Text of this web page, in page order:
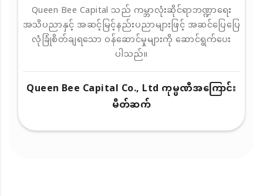
Queen Bee Capital သည် ကမ္ဘာလုံးဆိုင်ရာဘဏ္ဍာရေး
အသိပညာနှင့် အဆင့်မြင့်နည်းပညာများဖြင့် အဆင်ပြေပြေ
လုံခြုံစိတ်ချရသော ဝန်ဆောင်မှုများကို ဆောင်ရွက်ပေး
ပါသည်။
Queen Bee Capital Co., Ltd ကုမ္ပဏီအကြောင်း
မိတ်ဆက်